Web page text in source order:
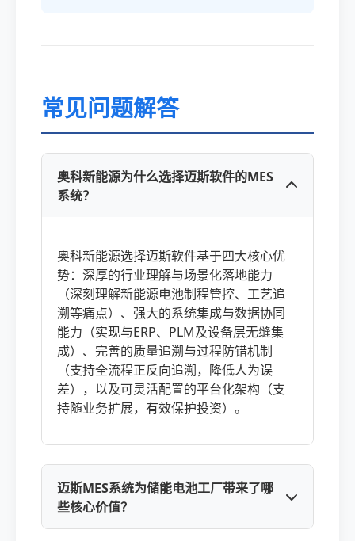
常见问题解答
奥科新能源为什么选择迈斯软件的MES
系统？
奥科新能源选择迈斯软件基于四大核心优
势：深厚的行业理解与场景化落地能力
（深刻理解新能源电池制程管控、工艺追
溯等痛点）、强大的系统集成与数据协同
能力（实现与ERP、PLM及设备层无缝集
成）、完善的质量追溯与过程防错机制
（支持全流程正反向追溯，降低人为误
差），以及可灵活配置的平台化架构（支
持随业务扩展，有效保护投资）。
迈斯MES系统为储能电池工厂带来了哪
些核心价值？